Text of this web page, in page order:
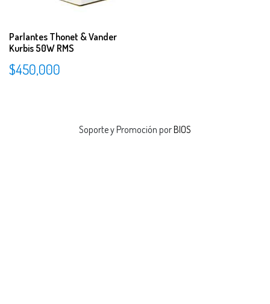
Parlantes Thonet & Vander
Kurbis 50W RMS
$450,000
Soporte y Promoción porBIOS